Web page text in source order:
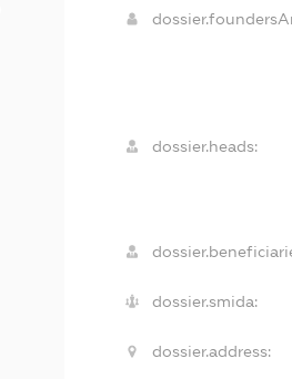
dossier.heads:
dossier.smida:
dossier.address: